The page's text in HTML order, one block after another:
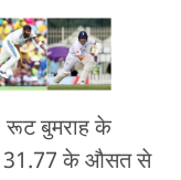
रूट बुमराह के
31.77 के औसत से